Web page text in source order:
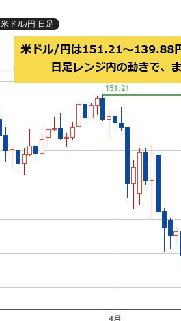
米ドル/円 日足